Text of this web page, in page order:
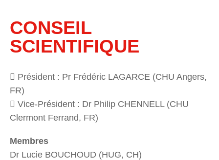
CONSEIL
SCIENTIFIQUE
 Président : Pr Frédéric LAGARCE (CHU Angers,
FR)
 Vice-Président : Dr Philip CHENNELL (CHU
Clermont Ferrand, FR)
Membres
Dr Lucie BOUCHOUD (HUG, CH)